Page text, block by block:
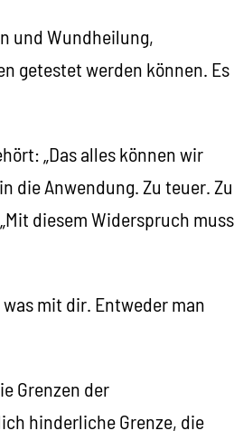
und Wundheilung,
getestet werden können. Es
„Das alles können wir
die Anwendung. Zu teuer. Zu
diesem Widerspruch muss
mit dir. Entweder man
Grenzen der
hinderliche Grenze, die